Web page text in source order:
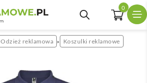
0
Odzież reklamowa » Koszulki reklamowe